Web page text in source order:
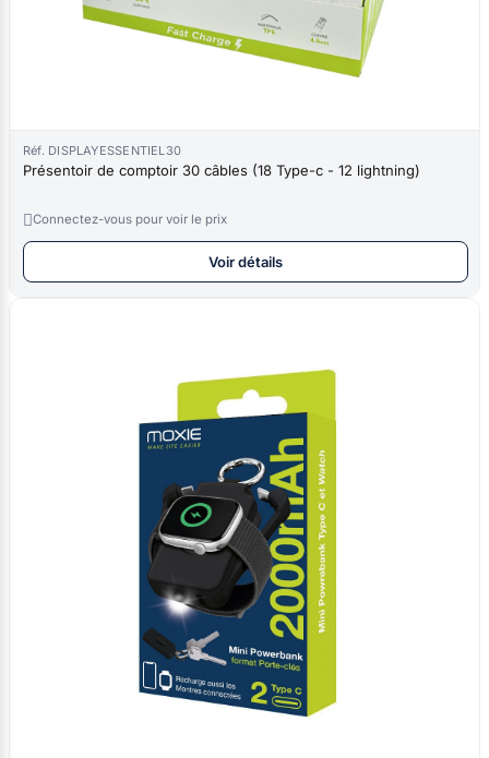
Réf. DISPLAYESSENTIEL30
Présentoir de comptoir 30 câbles (18 Type-c - 12 lightning)
Connectez-vous pour voir le prix
Voir détails